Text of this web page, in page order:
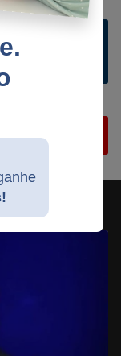
no
no